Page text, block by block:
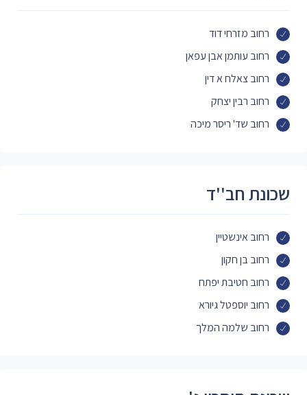
רחוב מזרחי דוד
רחוב עותמן אבן עפאן
רחוב צאלח א דין
רחוב רבין יצחק
רחוב שד' ריסר מיכה
שכונת חב''ד
רחוב אינשטיין
רחוב בן חקון
רחוב חטיבת יפתח
רחוב יוספטל גיורא
רחוב שלמה המלך